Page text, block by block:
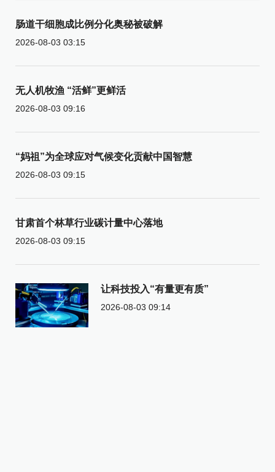
肠道干细胞成比例分化奥秘被破解
2026-08-03 03:15
无人机牧渔 “活鲜”更鲜活
2026-08-03 09:16
“妈祖”为全球应对气候变化贡献中国智慧
2026-08-03 09:15
甘肃首个林草行业碳计量中心落地
2026-08-03 09:15
让科技投入“有量更有质”
2026-08-03 09:14